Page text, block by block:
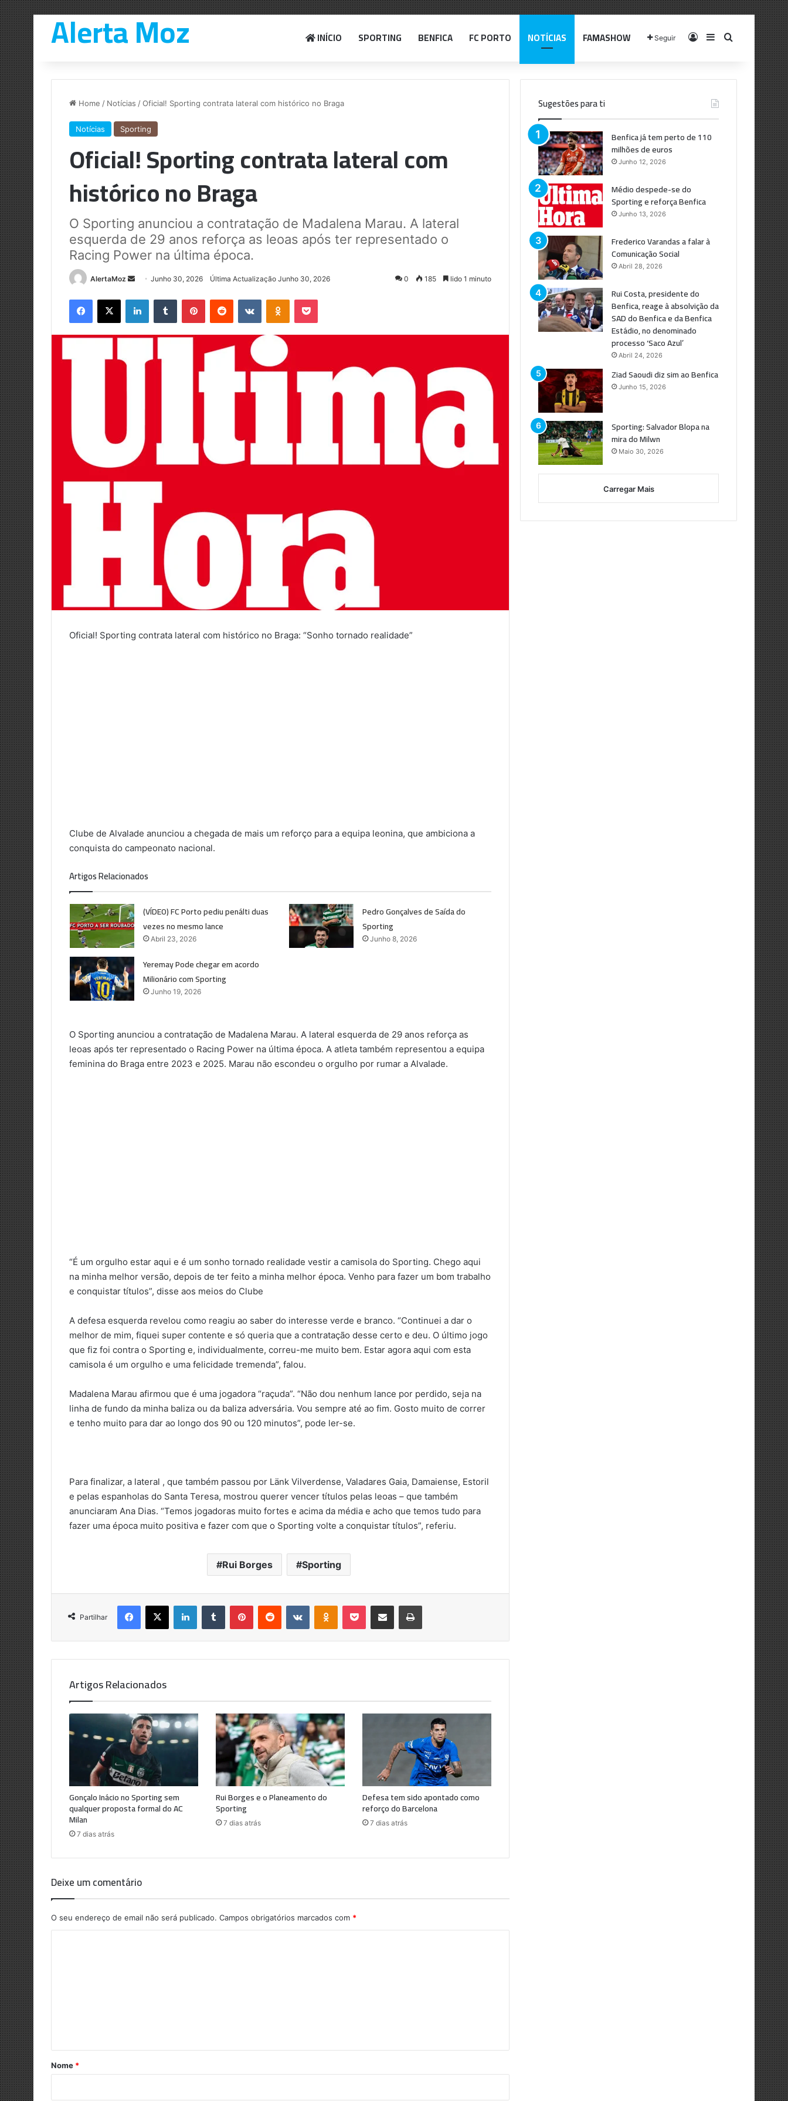
Alerta Moz INÍCIO SPORTING BENFICA FC PORTO NOTÍCIAS FAMASHOW Seguir Log InSidebarPesquisar
Home / Notícias /Oficial! Sporting contrata lateral com histórico no Braga
Notícias Sporting
Oficial! Sporting contrata lateral com
histórico no Braga
O Sporting anunciou a contratação de Madalena Marau. A lateral
esquerda de 29 anos reforça as leoas após ter representado o
Racing Power na última época.
AlertaMoz
Send
email
Junho 30, 2026 Última Actualização Junho 30, 2026 0 185 lido 1 minuto
Facebook
X LinkedInTumblr PinterestReddit VKontakteOdnoklassniki
Pocket
Oficial! Sporting contrata lateral com histórico no Braga: “Sonho tornado realidade”
Clube de Alvalade anunciou a chegada de mais um reforço para a equipa leonina, que ambiciona a
conquista do campeonato nacional.
Artigos Relacionados
(VÍDEO) FC Porto pediu penálti duas
vezes no mesmo lance
Abril 23, 2026
Pedro Gonçalves de Saída do
Sporting
Junho 8, 2026
Yeremay Pode chegar em acordo
Milionário com Sporting
Junho 19, 2026
O Sporting anunciou a contratação de Madalena Marau. A lateral esquerda de 29 anos reforça as
leoas após ter representado o Racing Power na última época. A atleta também representou a equipa
feminina do Braga entre 2023 e 2025. Marau não escondeu o orgulho por rumar a Alvalade.
“É um orgulho estar aqui e é um sonho tornado realidade vestir a camisola do Sporting. Chego aqui
na minha melhor versão, depois de ter feito a minha melhor época. Venho para fazer um bom trabalho
e conquistar títulos”, disse aos meios do Clube
A defesa esquerda revelou como reagiu ao saber do interesse verde e branco. “Continuei a dar o
melhor de mim, fiquei super contente e só queria que a contratação desse certo e deu. O último jogo
que fiz foi contra o Sporting e, individualmente, correu-me muito bem. Estar agora aqui com esta
camisola é um orgulho e uma felicidade tremenda”, falou.
Madalena Marau afirmou que é uma jogadora “raçuda”. “Não dou nenhum lance por perdido, seja na
linha de fundo da minha baliza ou da baliza adversária. Vou sempre até ao fim. Gosto muito de correr
e tenho muito para dar ao longo dos 90 ou 120 minutos”, pode ler-se.
Para finalizar, a lateral , que também passou por Länk Vilverdense, Valadares Gaia, Damaiense, Estoril
e pelas espanholas do Santa Teresa, mostrou querer vencer títulos pelas leoas – que também
anunciaram Ana Dias. “Temos jogadoras muito fortes e acima da média e acho que temos tudo para
fazer uma época muito positiva e fazer com que o Sporting volte a conquistar títulos”, referiu.
Rui Borges Sporting
Partilhar
Facebook
X LinkedInTumblr PinterestReddit VKontakteOdnoklassniki
Pocket Partilhar Via Email Imprimir
Artigos Relacionados
Gonçalo Inácio no Sporting sem
qualquer proposta formal do AC
Milan
7 dias atrás
Rui Borges e o Planeamento do
Sporting
7 dias atrás
Defesa tem sido apontado como
reforço do Barcelona
7 dias atrás
Deixe um comentário
O seu endereço de email não será publicado. Campos obrigatórios marcados com *
r
Nome *
Sugestões para ti
Benfica já tem perto de 110
milhões de euros
Junho 12, 2026
Médio despede-se do
Sporting e reforça Benfica
Junho 13, 2026
Frederico Varandas a falar à
Comunicação Social
Abril 28, 2026
Rui Costa, presidente do
Benfica, reage à absolvição da
SAD do Benfica e da Benfica
Estádio, no denominado
processo ‘Saco Azul’
Abril 24, 2026
Ziad Saoudi diz sim ao Benfica
Junho 15, 2026
Sporting: Salvador Blopa na
mira do Milwn
Maio 30, 2026
Carregar Mais